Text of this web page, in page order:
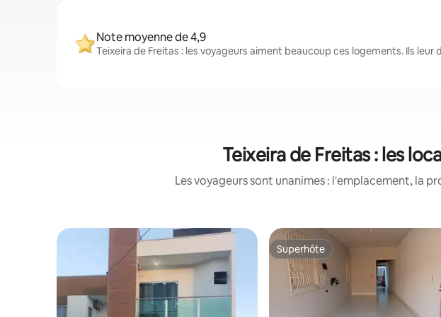
Note moyenne de 4,9
Teixeira de Freitas : les voyageurs aiment beaucoup ces logements. Ils leur
Teixeira de Freitas : les
Les voyageurs sont unanimes : l'emplacement, la
Superhôte
Superhôte